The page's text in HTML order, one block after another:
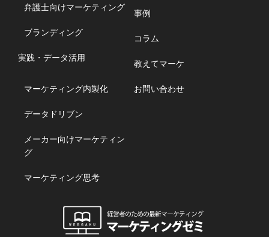
弁護士向けマーケティング
ブランディング
実践・データ活用
マーケティング内製化
データドリブン
メーカー向けマーケティン
グ
マーケティング思考
事例
コラム
教えてマーケ
お問い合わせ